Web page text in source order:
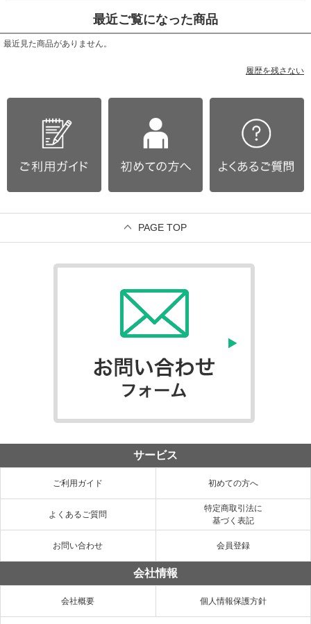
最近ご覧になった商品
最近見た商品がありません。
履歴を残さない
PAGE TOP
サービス
ご利用ガイド 初めての方へ
よくあるご質問
特定商取引法に
基づく表記
お問い合わせ 会員登録
会社情報
会社概要 個人情報保護方針